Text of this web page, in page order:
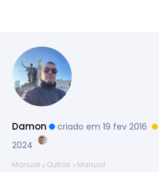
Damon criado em 19 fev 2016
2024
Manual Outros Manual